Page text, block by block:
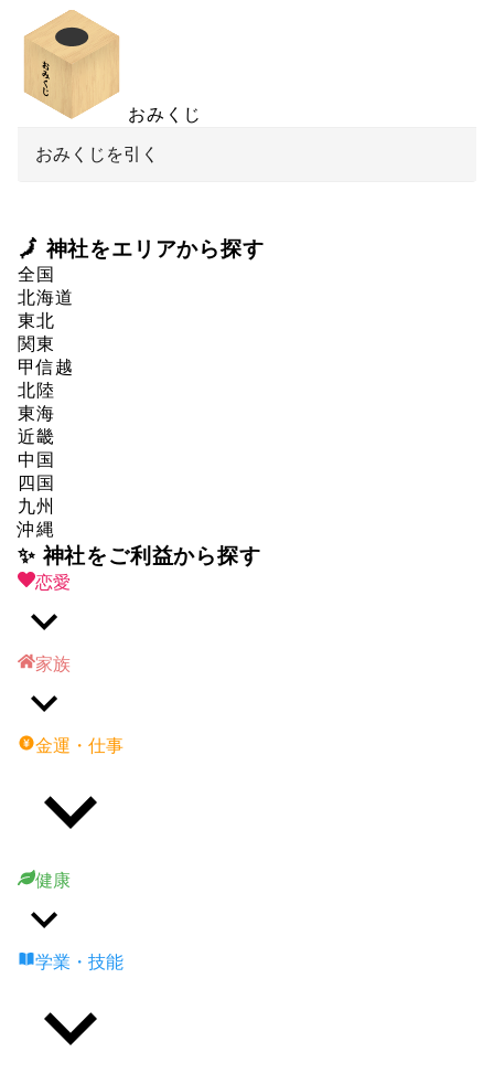
おみくじ
おみくじを引く
🗾 神社をエリアから探す
全国
北海道
東北
関東
甲信越
北陸
東海
近畿
中国
四国
九州
沖縄
✨ 神社をご利益から探す
恋愛
家族
金運・仕事
健康
学業・技能